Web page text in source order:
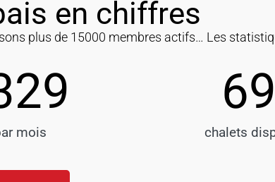
en chiffres
plus de 15000 membres actifs… Les
mois chalets